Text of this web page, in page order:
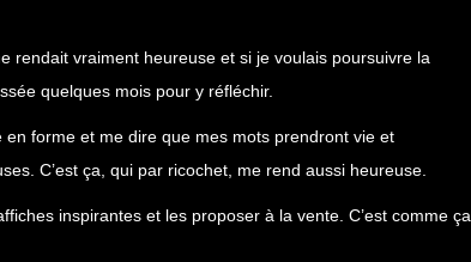
rendait vraiment heureuse et si je voulais poursuivre la
quelques mois pour y réfléchir.
en forme et me dire que mes mots prendront vie et
C’est ça, qui par ricochet, me rend aussi heureuse.
inspirantes et les proposer à la vente. C’est comme ça